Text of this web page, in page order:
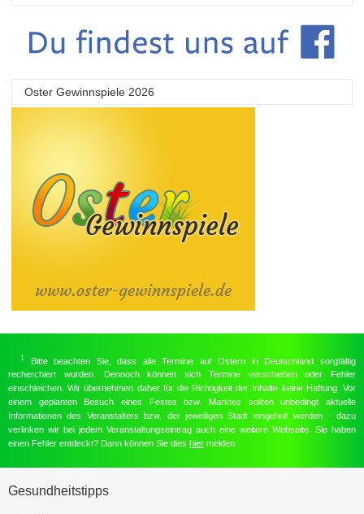
Oster Gewinnspiele 2026
1
Bitte beachten Sie, dass alle Termine auf Ostern in Deutschland sorgfältig
recherchiert wurden. Dennoch können sich Termine verschieben oder Fehler
einschleichen. Wir übernehmen daher für die Richtigkeit der Inhalte keine Haftung. Vor
einem geplanten Besuch eines Festes bzw. Marktes sollten unbedingt aktuelle
Informationen des Veranstalters bzw. der jeweiligen Stadt eingeholt werden - dazu
verlinken wir bei jedem Veranstaltungseintrag auch eine weitere Webseite. Sie haben
einen Fehler entdeckt? Dann können Sie dies hier melden.
Gesundheitstipps